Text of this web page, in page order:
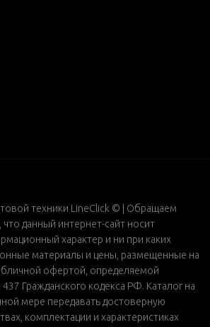
техники LineClick © | Обращаем
данный интернет-сайт носит
характер и ни при каких
материалы и цены, размещенные на
офертой, определяемой
Гражданского кодекса РФ. Каталог на
мере передавать достоверную
комплектации и характеристиках